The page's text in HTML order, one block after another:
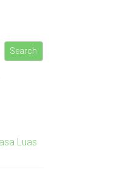
Search
Luas